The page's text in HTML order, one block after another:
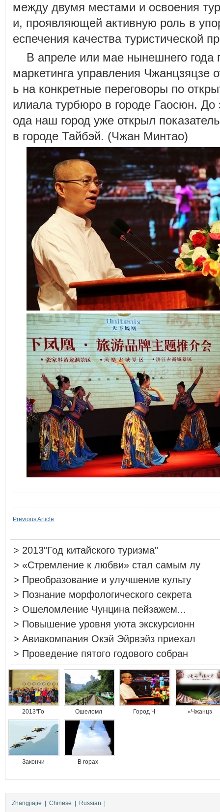
между двумя местами и освоения
и, проявляющей активную роль в
еспечения качества туристической
В апреле или мае нынешнего года
маркетинга управления Чжанцзяцзе
ь на конкретные переговоры по
илиала турбюро в городе Гаосюн. До
ода наш город уже открыл
в городе Тайбэй. (Чжан Минтао)
Previous Article
> 2013"Год китайского туризма"
> «Стремление к любви» стал самым лу
> Преобразование и улучшение культу
> Познание морфологического секрета
> Ошеломление Чунцина пейзажем...
> Повышение уровня уюта экскурсионн
> Авиакомпания Окэй Эйрвэйз приехал
> Проведение пятого годового собран
2013"Го Ошеломл Город Ч «Чжанцз
Закончи В горах
Zhangjiajie Chinese Russian